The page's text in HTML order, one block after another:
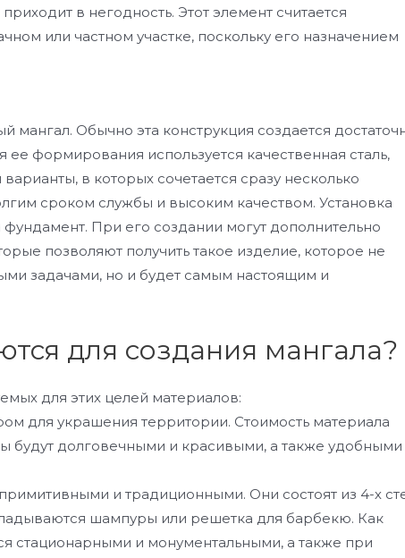
в негодность. Этот элемент считается
или частном участке, поскольку его назначением
мангал. Обычно эта конструкция создается
ее формирования используется качественная сталь,
в которых сочетается сразу несколько
сроком службы и высоким качеством. Установка
При его создании могут дополнительно
позволяют получить такое изделие, которое не
задачами, но и будет самым настоящим и
для создания мангала?
для этих целей материалов:
для украшения территории. Стоимость материала
будут долговечными и красивыми, а также удобными
и традиционными. Они состоят из 4-х
шампуры или решетка для барбекю. Как
стационарными и монументальными, а также при